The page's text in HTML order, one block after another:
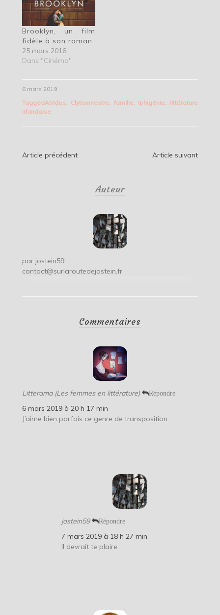
Brooklyn, un film
fidèle à son roman
25 mars 2016
Dans "Cinéma"
6 mars 2019
TaggedAtrides Clytemnestre, famille, Iphigénie
littérature
irlandaise
Navigation
Article précédent Article suivant
Auteur
par jostein59
contact@surlaroutedejostein.fr
Commentaires
Litterama (Les femmes en littérature) Répondre
6 mars 2019 à 20 h 17 min
J’aime bien parfois ce genre de transposition.
jostein59 Répondre
7 mars 2019 à 18 h 27 min
Il devrait te plaire